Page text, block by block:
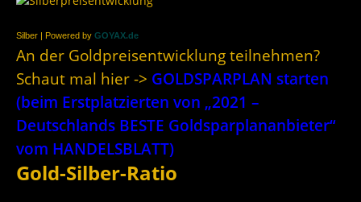
Silber | Powered by GOYAX.de
An der Goldpreisentwicklung teilnehmen?
Schaut mal hier -> GOLDSPARPLAN starten
(beim Erstplatzierten von „2021 –
Deutschlands BESTE Goldsparplananbieter“
vom HANDELSBLATT)
Gold-Silber-Ratio